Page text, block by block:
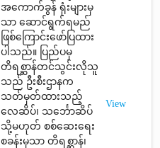
အကောက်ခွန် ရုံးများမှ
သာ ဆောင်ရွက်ရမည်
ဖြစ်ကြောင်းဖော်ပြထား
ပါသည်။ ပြည်ပမှ
တိရစ္ဆာန်တင်သွင်းလိုသူ
သည် ဦးစီးဌာနက
သတ်မှတ်ထားသည့်
လေဆိပ်၊ သင်္ဘောဆိပ်
သို့မဟုတ် စစ်ဆေးရေး
စခန်းမှသာ တိရစ္ဆာန်၊
View